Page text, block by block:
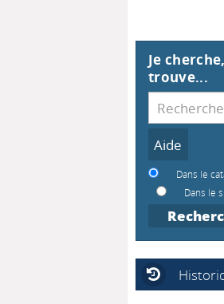
Je
trouve...
Dans le
Dans le